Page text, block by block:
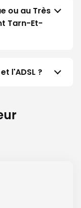
ou au Très
Tarn-Et-
l'ADSL ?